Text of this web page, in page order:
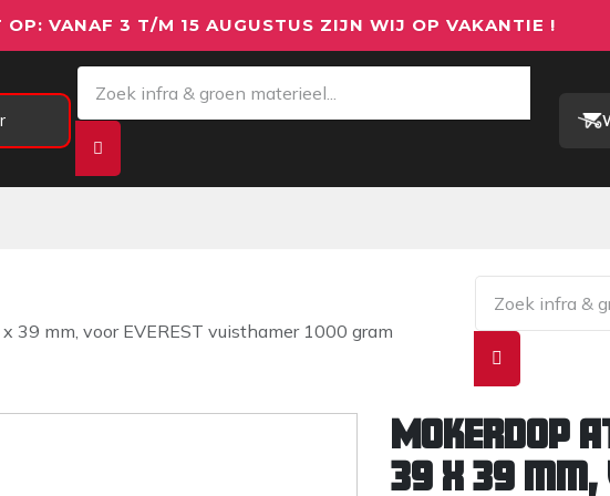
OP: VANAF 3 T/M 15 AUGUSTUS ZIJN WIJ OP VAKANTIE !
39 mm, voor EVEREST vuisthamer 1000 gram
Mokerdop
39 x 39 mm,